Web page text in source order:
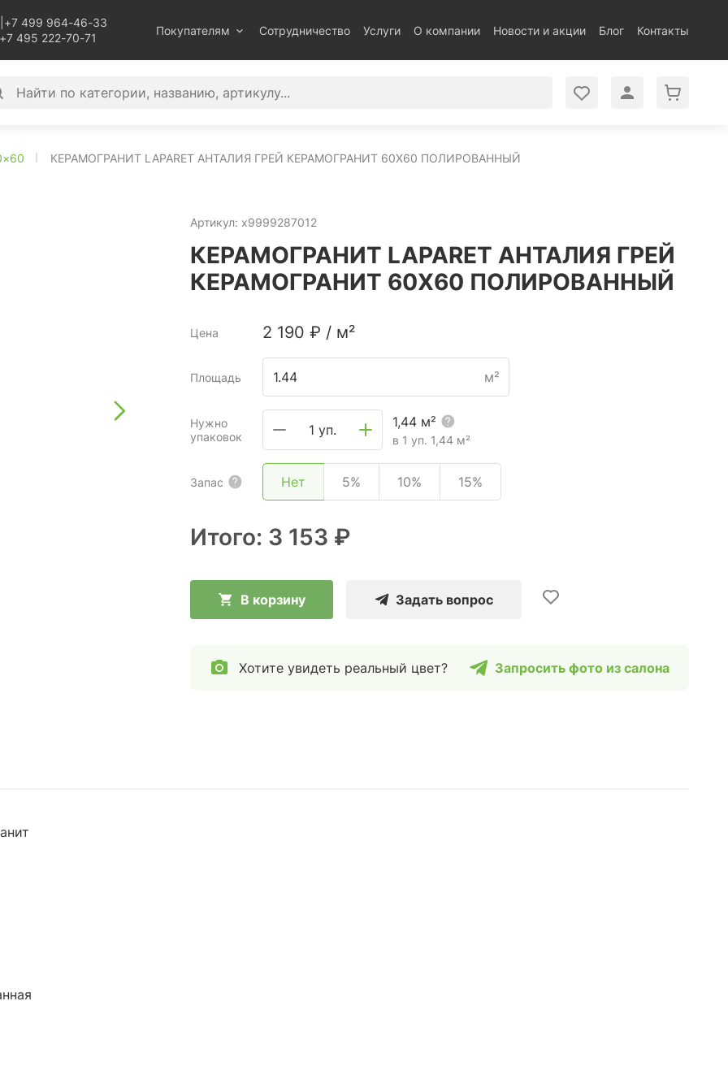
+7 499 964-46-33
+7 495 222-70-71
Покупателям Сотрудничество Услуги О компании Новости и акции Блог Контакты
КЕРАМОГРАНИТ LAPARET АНТАЛИЯ ГРЕЙ КЕРАМОГРАНИТ 60Х60 ПОЛИРОВАННЫЙ
Артикул: х9999287012
КЕРАМОГРАНИТ LAPARET АНТАЛИЯ ГРЕЙ
КЕРАМОГРАНИТ 60Х60 ПОЛИРОВАННЫЙ
Цена 2 190 ₽ / м²
Площадь м²
Нужно
упаковок
1 уп.
1,44 м²
в 1 уп. 1,44 м²
Запас Нет 5% 10% 15%
Итого: 3 153 ₽
В корзину Задать вопрос
Хотите увидеть реальный цвет? Запросить фото из салона